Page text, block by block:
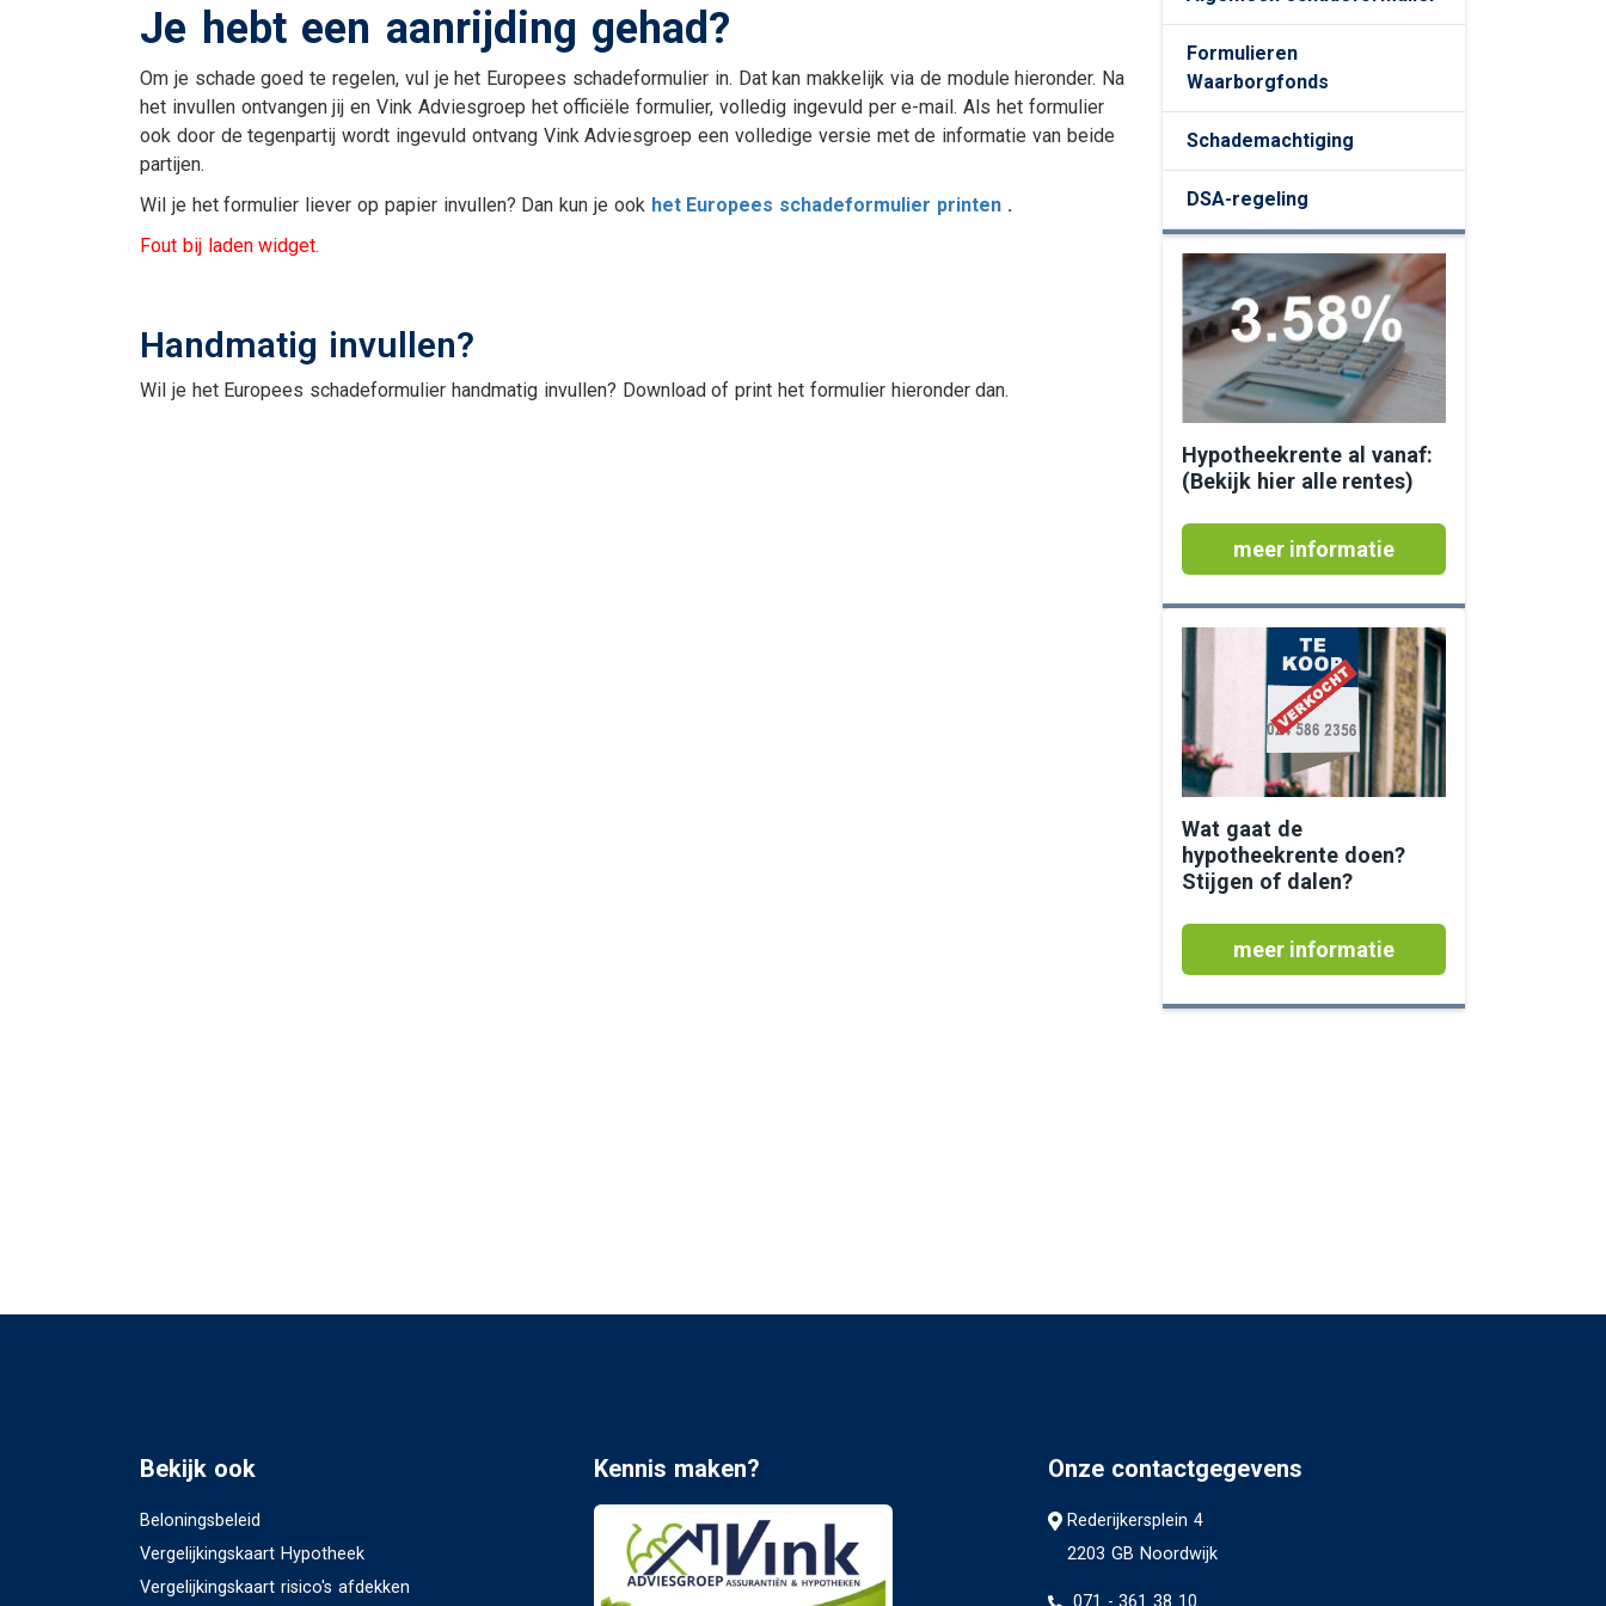
Uitvaartverzekering
Woonhuisverzekering
Uw zakelijke bezittingen
Ziekteverzuim
bestelautoverzekering
Aanvraag
vrachtautoverzekering
Aanvraag
caravanverzekering
Veilig bestanden delen
Bepaal de dagwaarde van
Je hebt een aanrijding gehad?
Om je schade goed te regelen, vul je het Europees schadeformulier in. Dat kan makkelijk via de module hieronder. Na
het invullen ontvangen jij en Vink Adviesgroep het officiële formulier, volledig ingevuld per e-mail. Als het formulier
ook door de tegenpartij wordt ingevuld ontvang Vink Adviesgroep een volledige versie met de informatie van beide
partijen.
Wil je het formulier liever op papier invullen? Dan kun je ook het Europees schadeformulier printen .
Fout bij laden widget.
Handmatig invullen?
Wil je het Europees schadeformulier handmatig invullen? Download of print het formulier hieronder dan.
Formulieren
Waarborgfonds
Schademachtiging
DSA-regeling
Hypotheekrente al vanaf:
(Bekijk hier alle rentes)
meer informatie
Wat gaat de
hypotheekrente doen?
Stijgen of dalen?
meer informatie
Bekijk ook
Beloningsbeleid
Vergelijkingskaart Hypotheek
Vergelijkingskaart risico's afdekken
Kennis maken? Onze contactgegevens
Rederijkersplein 4
2203 GB Noordwijk
071 - 361 38 10